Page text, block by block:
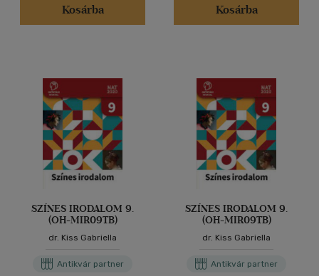
Kosárba
Kosárba
SZÍNES IRODALOM 9.
(OH-MIR09TB)
dr. Kiss Gabriella
Antikvár partner
SZÍNES IRODALOM 9.
(OH-MIR09TB)
dr. Kiss Gabriella
Antikvár partner